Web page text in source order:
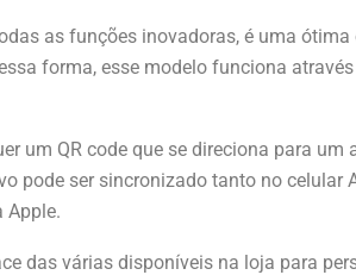
as funções inovadoras, é uma
forma, esse modelo funciona
um QR code que se direciona para um
pode ser sincronizado tanto no celular
Apple.
das várias disponíveis na loja para